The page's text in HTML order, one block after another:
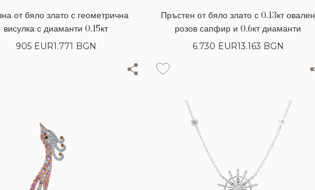
от бяло злато с геометрична
висулка с диаманти 0.15кт
905 EUR1.771 BGN
Пръстен от бяло злато с 0.13кт овален
розов сапфир и 0.6кт диаманти
6.730 EUR13.163 BGN